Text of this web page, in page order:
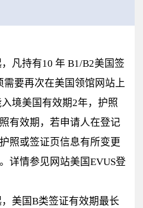
凡持有10 年 B1/B2美国签
要再次在美国领馆网站上
境美国有效期2年，护照
有效期，若申请人在登记
照或签证页信息有所变更
详情参见网站美国EVUS登
美国B类签证有效期最长